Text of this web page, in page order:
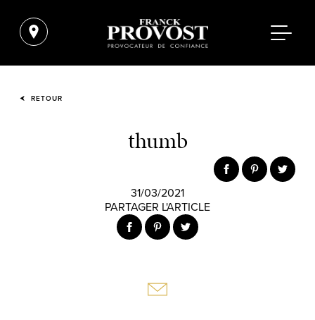
RETOUR
thumb
31/03/2021
PARTAGER L'ARTICLE